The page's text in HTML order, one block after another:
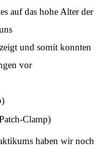
auf das hohe Alter der
und somit konnten
vor
haben wir noch